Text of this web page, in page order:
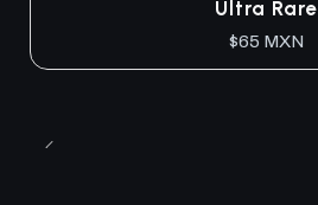
Ultra Rare
$65 MXN